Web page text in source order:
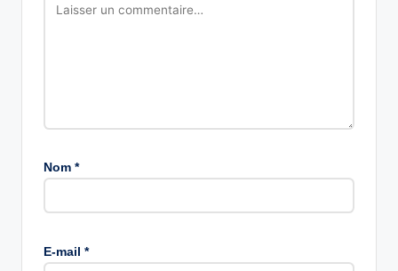
Nom *
E-mail *